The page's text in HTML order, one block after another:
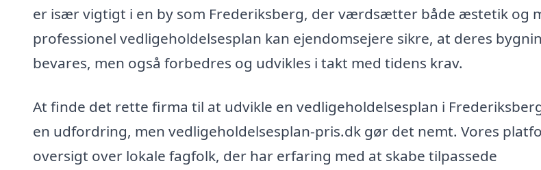
er især vigtigt i en by som Frederiksberg, der værdsætter både æstetik og
professionel vedligeholdelsesplan kan ejendomsejere sikre, at deres
bevares, men også forbedres og udvikles i takt med tidens krav.
At finde det rette firma til at udvikle en vedligeholdelsesplan i
en udfordring, men vedligeholdelsesplan-pris.dk gør det nemt. Vores
oversigt over lokale fagfolk, der har erfaring med at skabe tilpassede